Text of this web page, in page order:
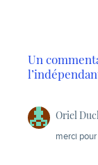
Un
Oriel
merci pour